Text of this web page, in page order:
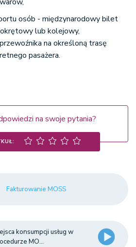
osób - międzynarodowy bilet
lub kolejowy,
na określoną trasę
pasażera.
na swoje pytania?
Fakturowanie MOSS
konsumpcji usług w
MO...